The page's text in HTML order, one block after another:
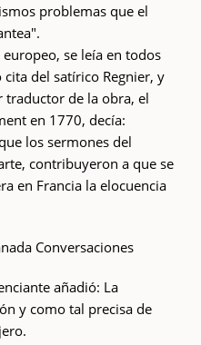
problemas que el
se leía en todos
del satírico Regnier, y
de la obra, el
en 1770, decía:
los sermones del
contribuyeron a que se
en Francia la elocuencia
añadió: La
y como tal precisa de